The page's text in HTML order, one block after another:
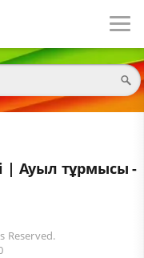
| Ауыл тұрмысы -
Reserved.